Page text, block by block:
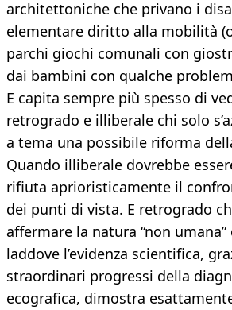
architettoniche che privano i
elementare diritto alla mobilità
parchi giochi comunali con
dai bambini con qualche
E capita sempre più spesso di
retrogrado e illiberale chi solo
a tema una possibile riforma
Quando illiberale dovrebbe
rifiuta aprioristicamente il
dei punti di vista. E retrogrado
affermare la natura “non umana”
laddove l’evidenza scientifica,
straordinari progressi della
ecografica, dimostra